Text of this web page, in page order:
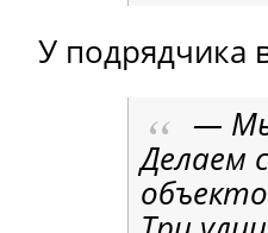
У подрядчика
— Мы
Делаем